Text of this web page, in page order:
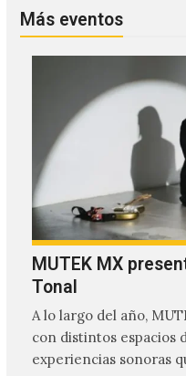
Más eventos
MUTEK MX
Tonal
A lo largo del año,
con distintos espacios
experiencias sonoras